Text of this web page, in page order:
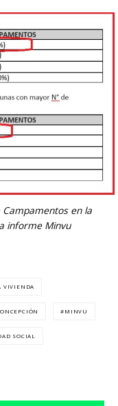
en la
informe Minvu
VIVIENDA
MINVU
SOCIAL